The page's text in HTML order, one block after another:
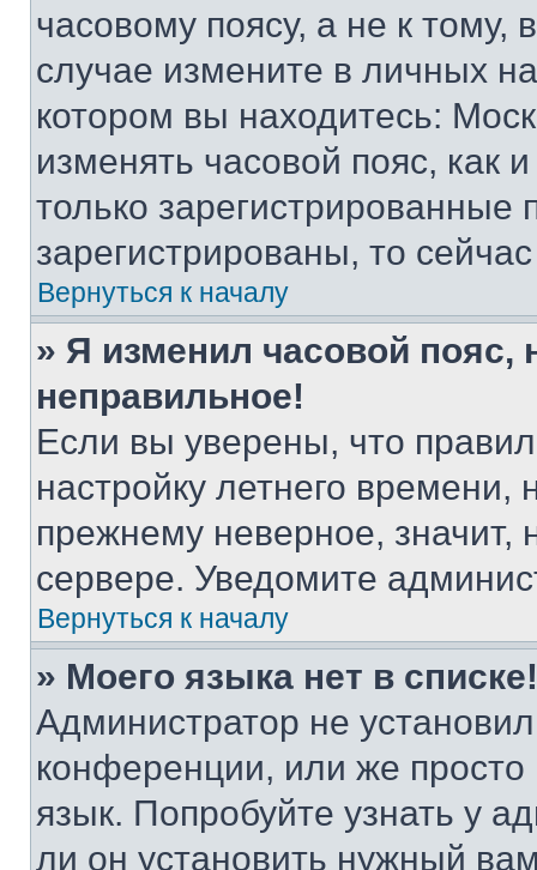
часовому поясу, а не к тому,
случае измените в личных
котором вы находитесь:
изменять часовой пояс, как
только
зарегистрированы, то
Вернуться к началу
» Я изменил часовой пояс,
неправильное!
Если вы уверены, что
настройку летнего
прежнему неверное, значит,
сервере. Уведомите
Вернуться к началу
» Моего языка нет в списке!
Администратор не
конференции, или же
язык. Попробуйте узнать у
ли он установить нужный